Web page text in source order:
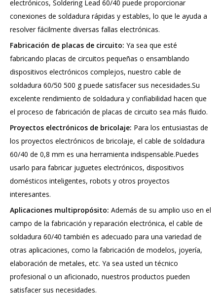
electrónicos, Soldering Lead 60/40 puede proporcionar
conexiones de soldadura rápidas y estables, lo que le ayuda a
resolver fácilmente diversas fallas electrónicas.
Fabricación de placas de circuito: Ya sea que esté
fabricando placas de circuitos pequeñas o ensamblando
dispositivos electrónicos complejos, nuestro cable de
soldadura 60/50 500 g puede satisfacer sus necesidades.Su
excelente rendimiento de soldadura y confiabilidad hacen que
el proceso de fabricación de placas de circuito sea más fluido.
Proyectos electrónicos de bricolaje: Para los entusiastas de
los proyectos electrónicos de bricolaje, el cable de soldadura
60/40 de 0,8 mm es una herramienta indispensable.Puedes
usarlo para fabricar juguetes electrónicos, dispositivos
domésticos inteligentes, robots y otros proyectos
interesantes.
Aplicaciones multipropósito: Además de su amplio uso en el
campo de la fabricación y reparación electrónica, el cable de
soldadura 60/40 también es adecuado para una variedad de
otras aplicaciones, como la fabricación de modelos, joyería,
elaboración de metales, etc. Ya sea usted un técnico
profesional o un aficionado, nuestros productos pueden
satisfacer sus necesidades.